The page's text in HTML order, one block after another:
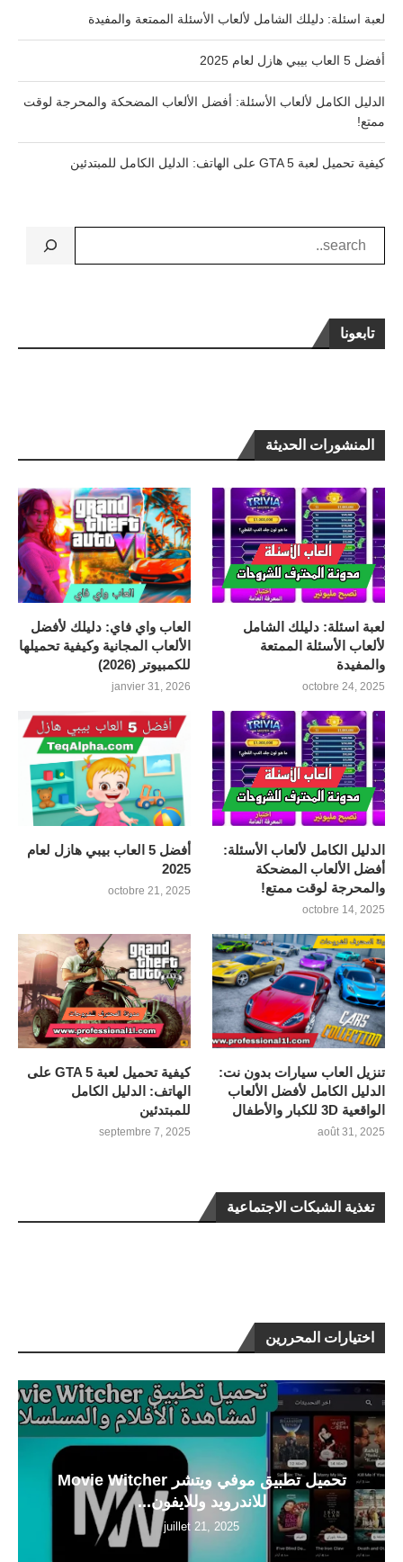
لعبة اسئلة: دليلك الشامل لألعاب الأسئلة الممتعة والمفيدة
أفضل 5 العاب بيبي هازل لعام 2025
الدليل الكامل لألعاب الأسئلة: أفضل الألعاب المضحكة والمحرجة لوقت
ممتع!
كيفية تحميل لعبة GTA 5 على الهاتف: الدليل الكامل للمبتدئين
تابعونا
المنشورات الحديثة
العاب واي فاي: دليلك لأفضل
الألعاب المجانية وكيفية تحميلها
للكمبيوتر (2026)
janvier 31, 2026
لعبة اسئلة: دليلك الشامل
لألعاب الأسئلة الممتعة
والمفيدة
octobre 24, 2025
أفضل 5 العاب بيبي هازل لعام
2025
octobre 21, 2025
الدليل الكامل لألعاب الأسئلة:
أفضل الألعاب المضحكة
والمحرجة لوقت ممتع!
octobre 14, 2025
كيفية تحميل لعبة GTA 5 على
الهاتف: الدليل الكامل
للمبتدئين
septembre 7, 2025
تنزيل العاب سيارات بدون نت:
الدليل الكامل لأفضل الألعاب
الواقعية 3D للكبار والأطفال
août 31, 2025
تغذية الشبكات الاجتماعية
اختيارات المحررين
تحميل تطبيق موفي ويتشر Movie Witcher
للاندرويد وللايفون...
juillet 21, 2025